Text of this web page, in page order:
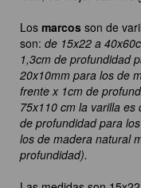
Los marcos son de
son: de 15x22 a
1,3cm de profundidad
20x10mm para los de
frente x 1cm de
75x110 cm la varilla
de profundidad para
los de madera natural
profundidad).